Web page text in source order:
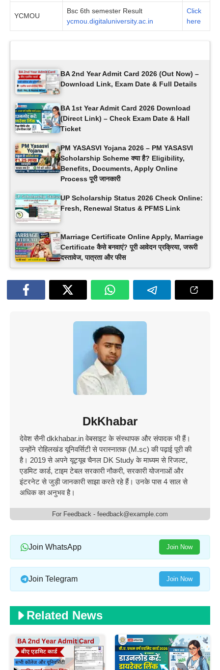
YCMOU
Bsc 6th semester Result
ycmou.digitaluniversity.ac.in
Click
here
BA 2nd Year Admit Card 2026 (Out Now) –
Download Link, Exam Date & Full Details
BA 1st Year Admit Card 2026 Download
(Direct Link) – Check Exam Date & Hall
Ticket
PM YASASVI Yojana 2026 – PM YASASVI
Scholarship Scheme क्या है? Eligibility,
Benefits, Documents, Apply Online
Process पूरी जानकारी
UP Scholarship Status 2026 Check Online:
Fresh, Renewal Status & PFMS Link
Marriage Certificate Online Apply, Marriage
Certificate कैसे बनवाएं? पूरी आवेदन प्रक्रिया, जरूरी
दस्तावेज, पात्रता और फीस
DkKhabar
देवेश सैनी dkkhabar.in वेबसाइट के संस्थापक और संपादक भी हैं।
उन्होंने रोहिलखंड यूनिवर्सिटी से परास्नातक (M.sc) की पढ़ाई पूरी की
है। 2019 से अपने यूट्यूब चैनल DK Study के माध्यम से रिजल्ट,
एडमिट कार्ड, टाइम टेबल सरकारी नौकरी, सरकारी योजनाओं और
इंटरनेट से जुड़ी जानकारी साझा करते रहे हैं। उनके पास 4 साल से
अधिक का अनुभव है।
For Feedback - feedback@example.com
Join WhatsApp Join Now
Join Telegram Join Now
Related News